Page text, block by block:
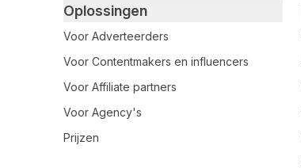
Primary footer navigation
Oplossingen
Voor Adverteerders
Voor Contentmakers en influencers
Voor Affiliate partners
Voor Agency's
Prijzen